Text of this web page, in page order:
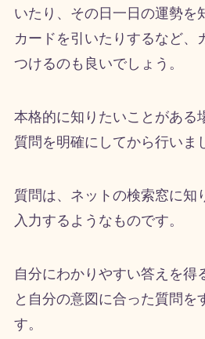
いたり、その日一日の運勢を
カードを引いたりするなど、
つけるのも良いでしょう。
本格的に知りたいことがある
質問を明確にしてから行いま
質問は、ネットの検索窓に知
入力するようなものです。
自分にわかりやすい答えを得
と自分の意図に合った質問を
す。